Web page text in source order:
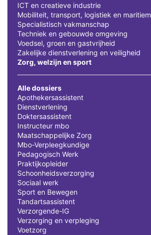
ICT en creatieve industrie
Mobiliteit, transport, logistiek en maritiem
Specialistisch vakmanschap
Techniek en gebouwde omgeving
Voedsel, groen en gastvrijheid
Zakelijke dienstverlening en veiligheid
Zorg, welzijn en sport
Alle dossiers
Apothekersassistent
Dienstverlening
Doktersassistent
Instructeur mbo
Maatschappelijke Zorg
Mbo-Verpleegkundige
Pedagogisch Werk
Praktijkopleider
Schoonheidsverzorging
Sociaal werk
Sport en Bewegen
Tandartsassistent
Verzorgende-IG
Verzorging en verpleging
Voetzorg